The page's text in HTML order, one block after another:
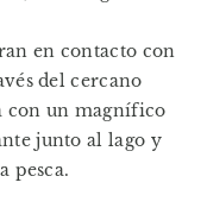
en contacto con
del cercano
con un magnífico
junto al lago y
pesca.